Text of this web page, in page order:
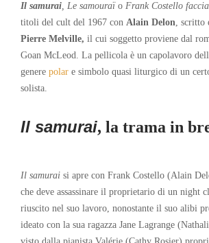
Il samurai, Le samouraï o Frank Costello
titoli del cult del 1967 con Alain Delon, scritto
Pierre Melville, il cui soggetto proviene dal
Goan McLeod. La pellicola è un capolavoro
genere polar e simbolo quasi liturgico di un
solista.
Il samurai, la trama in
Il samurai si apre con Frank Costello (Alain
che deve assassinare il proprietario di un night
riuscito nel suo lavoro, nonostante il suo alibi
ideato con la sua ragazza Jane Lagrange